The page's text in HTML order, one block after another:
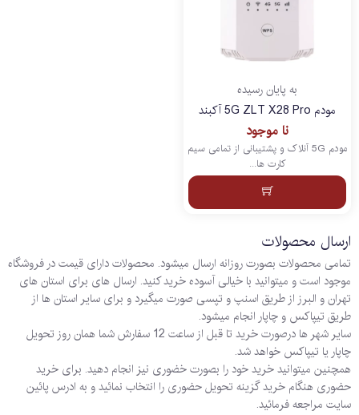
به پایان رسیده
مودم 5G ZLT X28 Pro آکبند
نا موجود
مودم 5G آنلاک و پشتیبانی از تمامی سیم
کارت ها...
ارسال محصولات
تمامی محصولات بصورت روزانه ارسال میشود. محصولات دارای قیمت در فروشگاه
موجود است و میتوانید با خیالی آسوده خرید کنید. ارسال های برای استان های
تهران و البرز از طریق اسنپ و تپسی صورت میگیرد و برای سایر استان ها از
طریق تیپاکس و چاپار انجام میشود.
سایر شهر ها درصورت خرید تا قبل از ساعت 12 سفارش شما همان روز تحویل
چاپار یا تیپاکس خواهد شد.
همچنین میتوانید خرید خود را بصورت خضوری نیز انجام دهید. برای خرید
حضوری هنگام خرید گزینه تحویل حضوری را انتخاب نمائید و به ادرس پائین
سایت مراجعه فرمائید.